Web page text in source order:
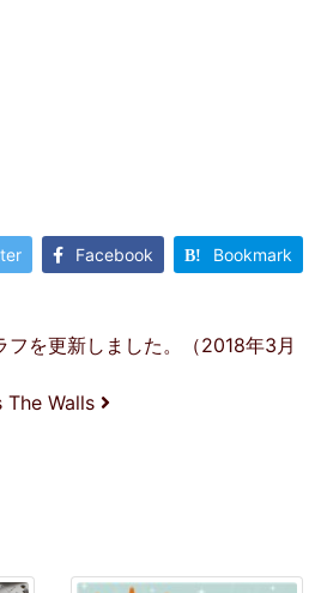
Facebook Bookmark
ーション
フを更新しました。（2018年3月
The Walls